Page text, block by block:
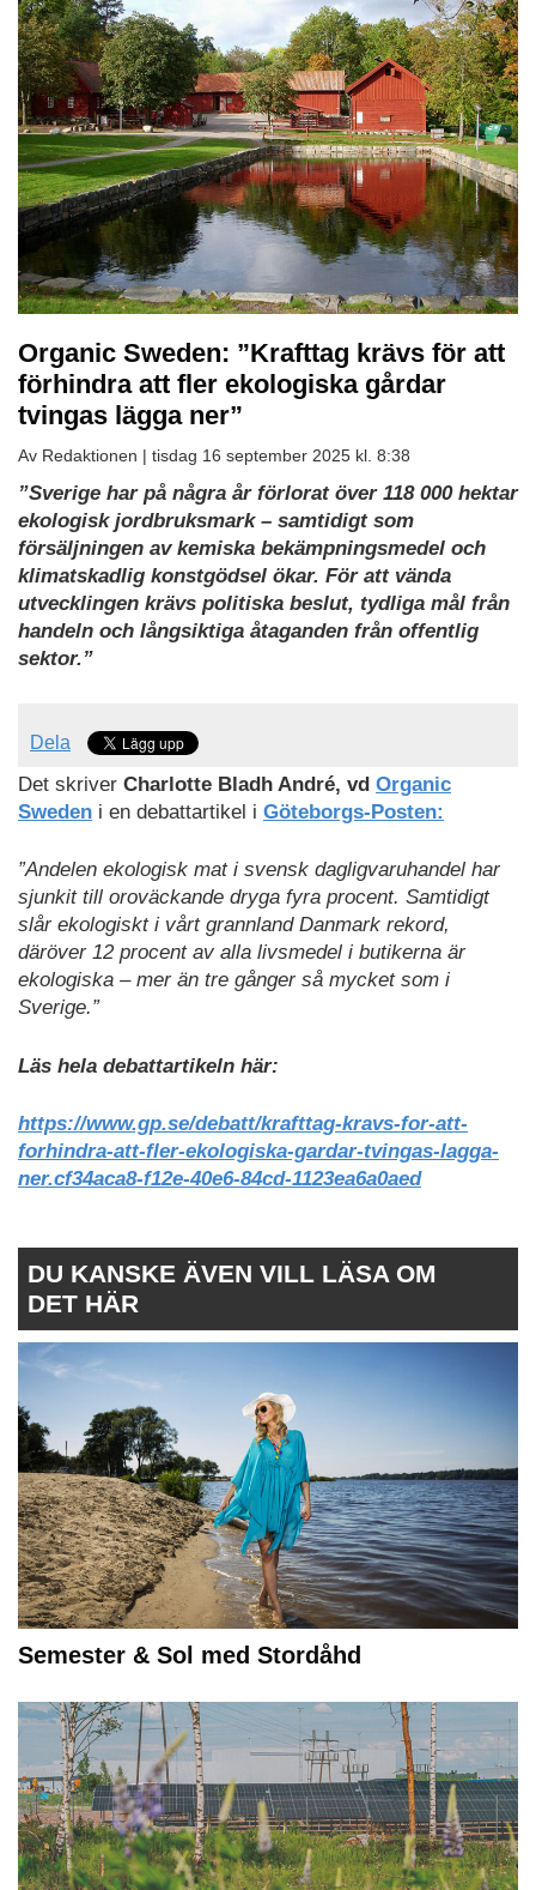
Organic Sweden: ”Krafttag krävs för att
förhindra att fler ekologiska gårdar
tvingas lägga ner”
Av Redaktionen | tisdag 16 september 2025 kl. 8:38
”Sverige har på några år förlorat över 118 000 hektar
ekologisk jordbruksmark – samtidigt som
försäljningen av kemiska bekämpningsmedel och
klimatskadlig konstgödsel ökar. För att vända
utvecklingen krävs politiska beslut, tydliga mål från
handeln och långsiktiga åtaganden från offentlig
sektor.”
Dela
Det skriver Charlotte Bladh André, vd Organic
Sweden i en debattartikel i Göteborgs-Posten:
”Andelen ekologisk mat i svensk dagligvaruhandel har
sjunkit till oroväckande dryga fyra procent. Samtidigt
slår ekologiskt i vårt grannland Danmark rekord,
däröver 12 procent av alla livsmedel i butikerna är
ekologiska – mer än tre gånger så mycket som i
Sverige.”
Läs hela debattartikeln här:
https://www.gp.se/debatt/krafttag-kravs-for-att-
forhindra-att-fler-ekologiska-gardar-tvingas-lagga-
ner.cf34aca8-f12e-40e6-84cd-1123ea6a0aed
DU KANSKE ÄVEN VILL LÄSA OM
DET HÄR
Semester & Sol med Stordåhd